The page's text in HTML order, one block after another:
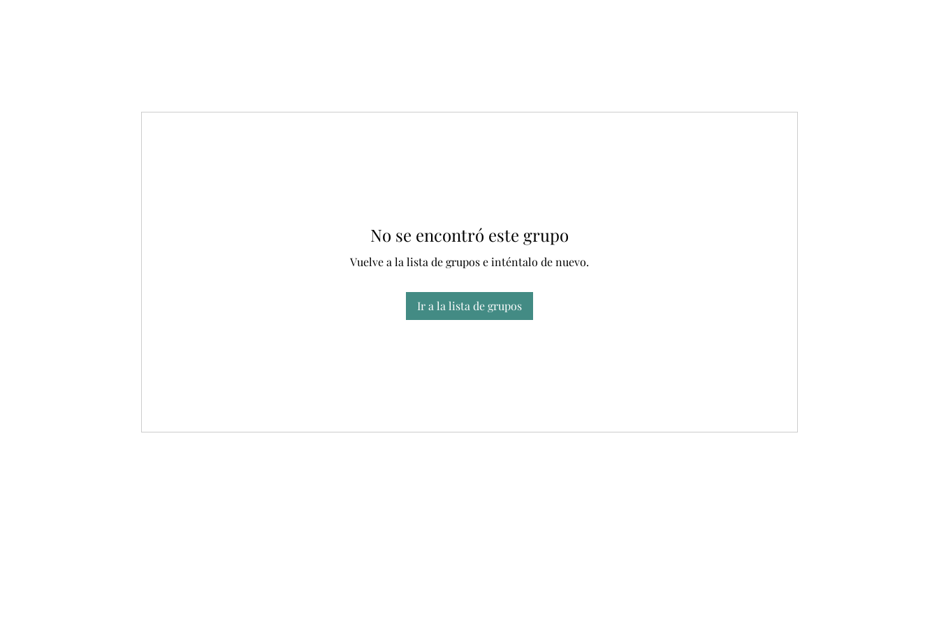
No se encontró este grupo
Vuelve a la lista de grupos e inténtalo de nuevo.
Ir a la lista de grupos